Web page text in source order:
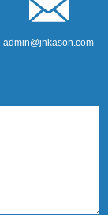
admin@jnkason.com